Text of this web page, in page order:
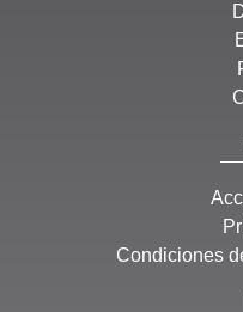
Condiciones